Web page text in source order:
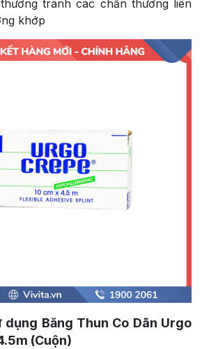
tránh các chấn thương liên
khớp
dụng Băng Thun Co Dãn Urgo
(Cuộn)